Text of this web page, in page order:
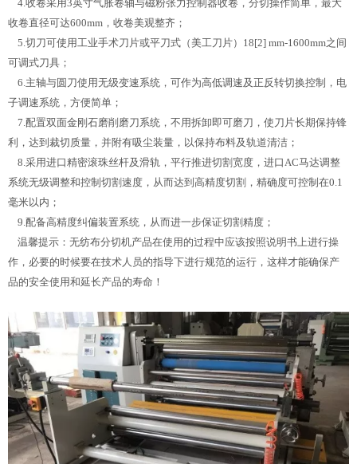
4.收卷采用3英寸气胀卷轴与磁粉张力控制器收卷，分切操作简单，最大
收卷直径可达600mm，收卷美观整齐；
5.切刀可使用工业手术刀片或平刀式（美工刀片）18[2] mm-1600mm之间
可调式刀具；
6.主轴与圆刀使用无级变速系统，可作为高低调速及正反转切换控制，电
子调速系统，方便简单；
7.配置双面金刚石磨削磨刀系统，不用拆卸即可磨刀，使刀片长期保持锋
利，达到裁切质量，并附有吸尘装量，以保持布料及轨道清洁；
8.采用进口精密滚珠丝杆及滑轨，平行推进切割宽度，进口AC马达调整
系统无级调整和控制切割速度，从而达到高精度切割，精确度可控制在0.1
毫米以内；
9.配备高精度纠偏装置系统，从而进一步保证切割精度；
温馨提示：无纺布分切机产品在使用的过程中应该按照说明书上进行操
作，必要的时候要在技术人员的指导下进行规范的运行，这样才能确保产
品的安全使用和延长产品的寿命！